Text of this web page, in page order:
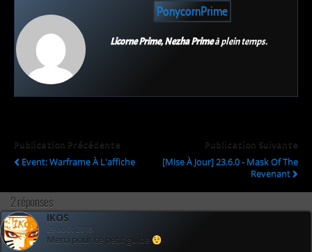
PonycornPrime
Licorne Prime, Nezha Primeà plein temps.
Publication Précédente
Event: Warframe À L'affiche
Publication Suivante
[Mise À Jour] 23.6.0 - Mask Of The
Revenant
2 réponses
IKOS
29 août 2018
Merci pour ce petit guide